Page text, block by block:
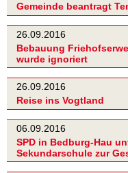
Gemeinde beantragt
26.09.2016
Bebauung
wurde ignoriert
26.09.2016
Reise ins Vogtland
06.09.2016
SPD in Bedburg-Hau
Sekundarschule zur